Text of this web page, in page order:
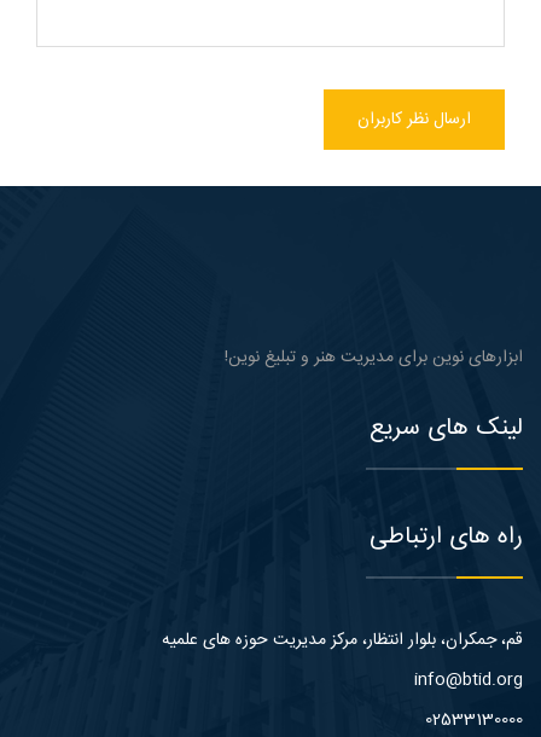
ارسال نظر کاربران
ابزارهای نوین برای مدیریت هنر و تبلیغ نوین!
لینک های سریع
راه های ارتباطی
قم، جمکران، بلوار انتظار، مرکز مدیریت حوزه های علمیه
info@btid.org
02533130000